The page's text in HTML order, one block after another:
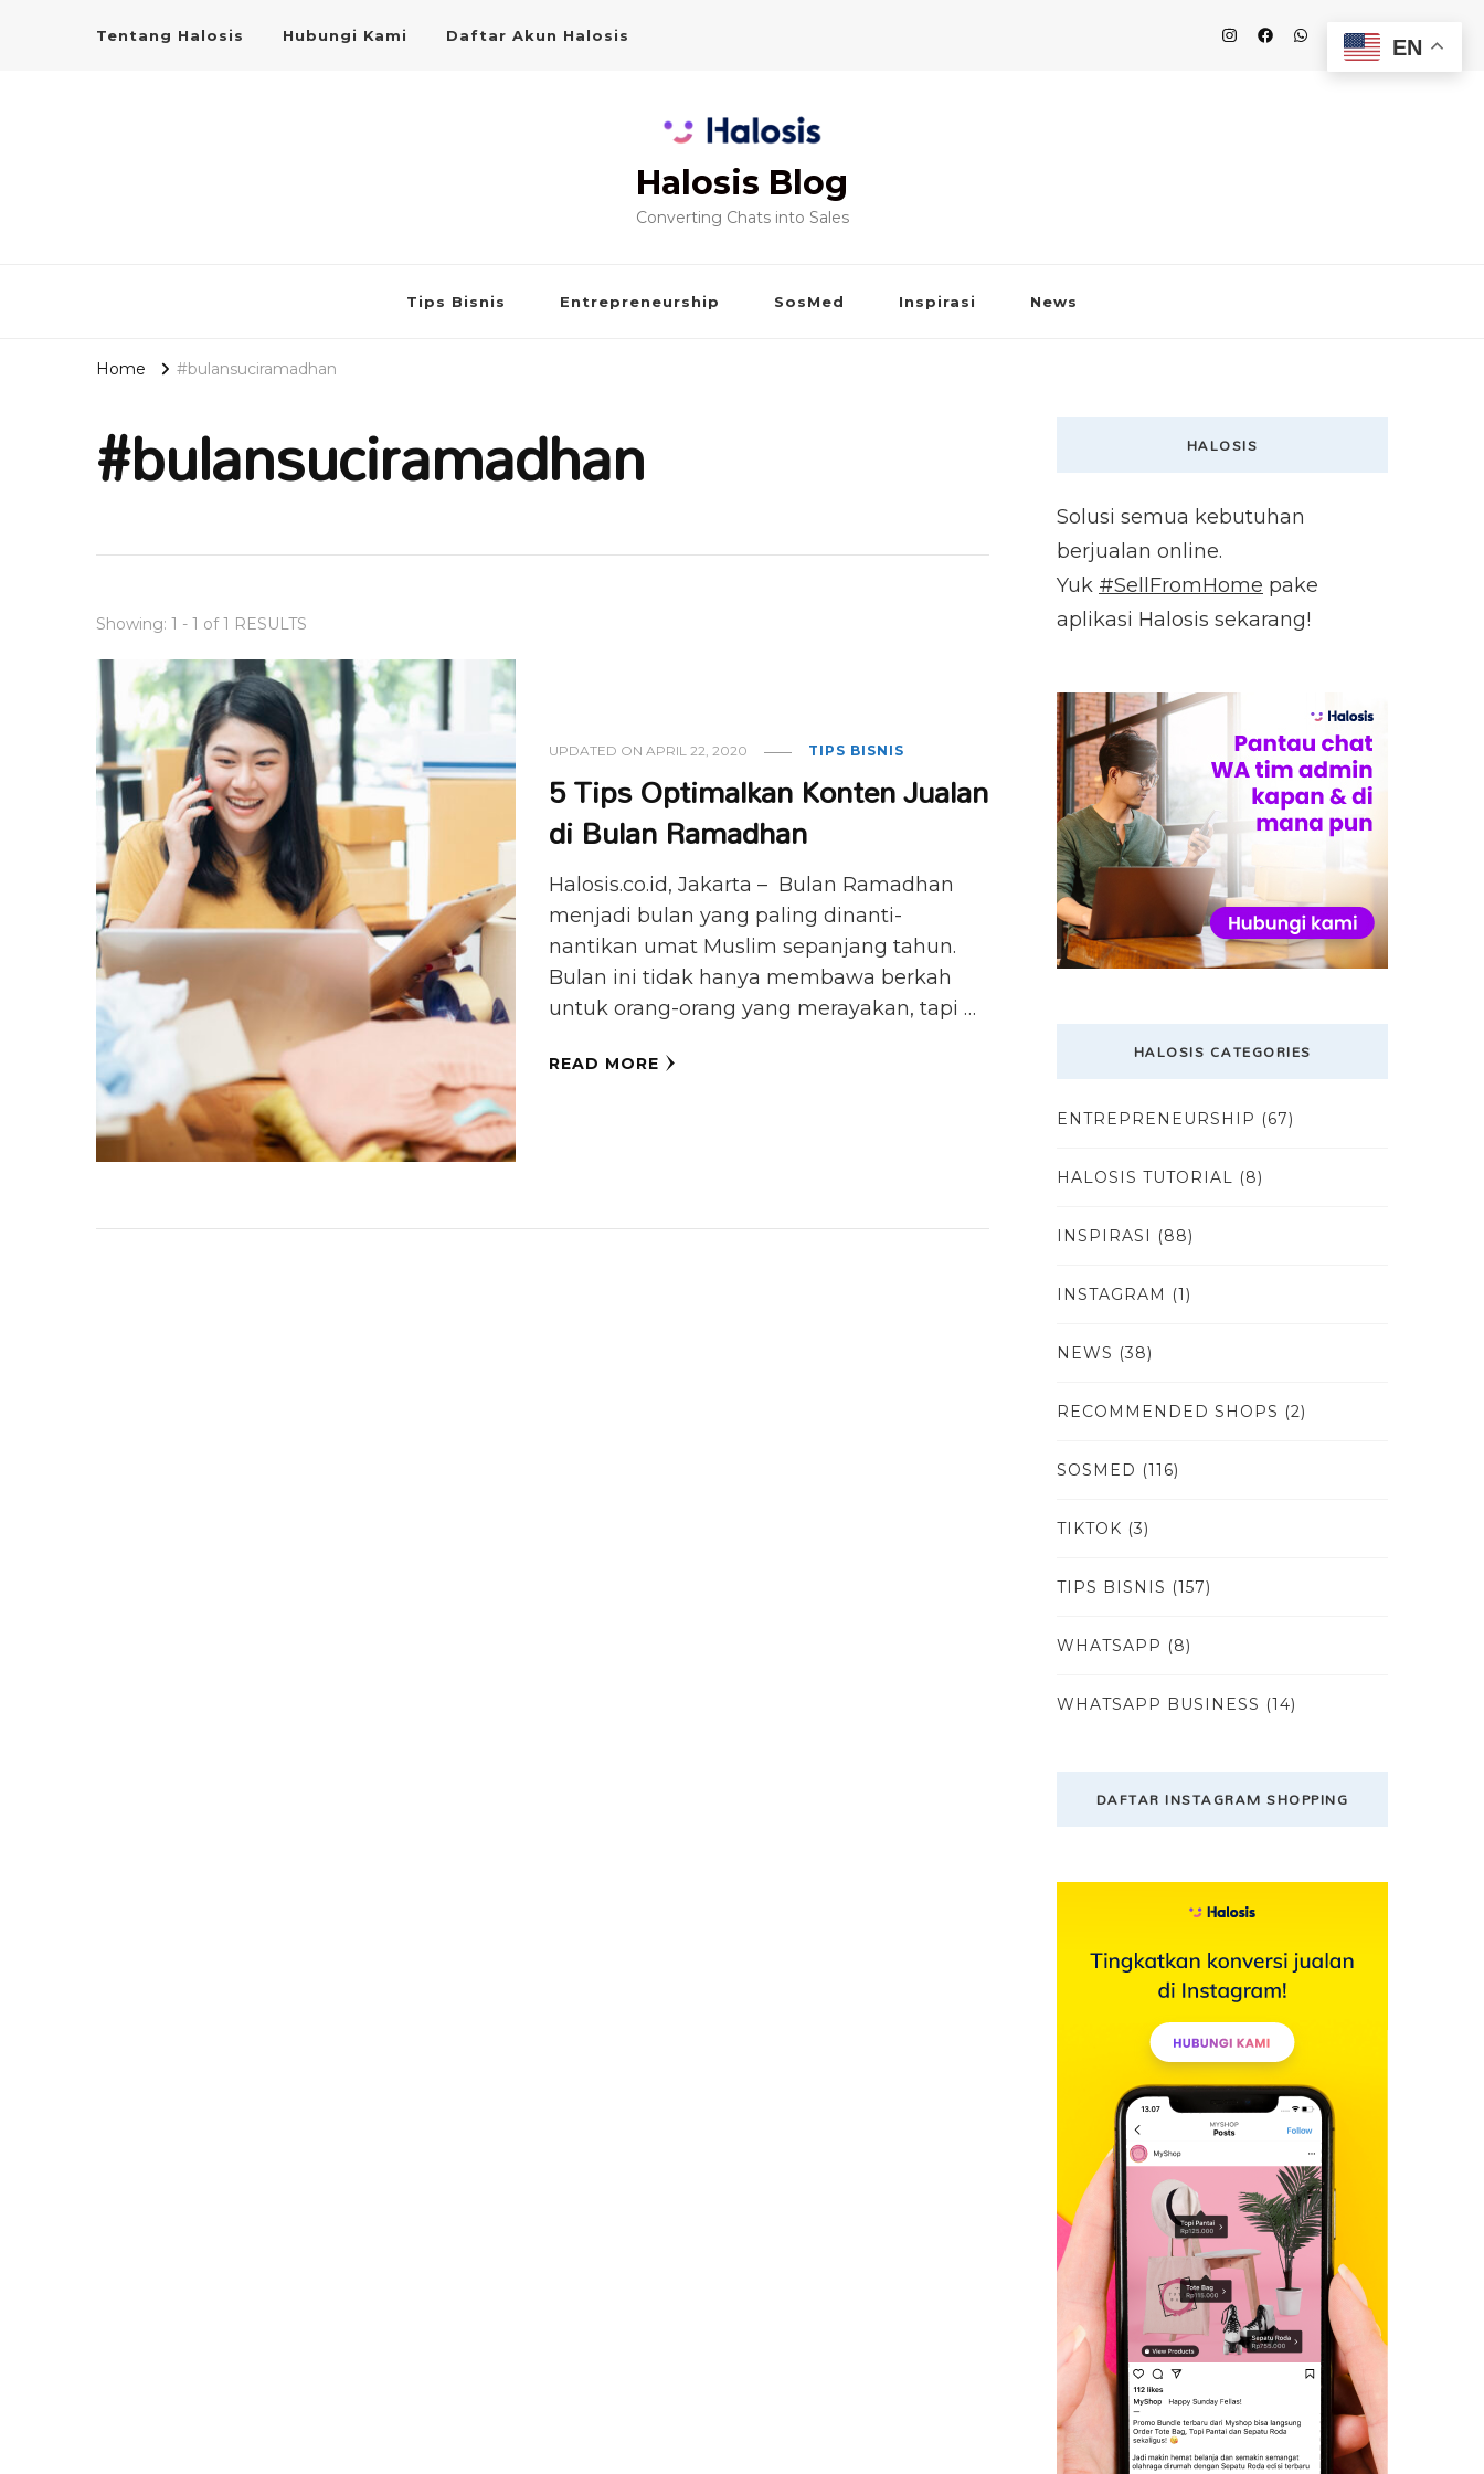
Tentang Halosis Hubungi Kami Daftar Akun Halosis
Halosis Blog
Converting Chats into Sales
Tips Bisnis Entrepreneurship SosMed Inspirasi News
Home #bulansuciramadhan
#bulansuciramadhan
Showing: 1 - 1 of 1 RESULTS
UPDATED ONAPRIL 22, 2020 TIPS BISNIS
5 Tips Optimalkan Konten Jualan
di Bulan Ramadhan
Halosis.co.id, Jakarta – Bulan Ramadhan
menjadi bulan yang paling dinanti-
nantikan umat Muslim sepanjang tahun.
Bulan ini tidak hanya membawa berkah
untuk orang-orang yang merayakan, tapi …
READ MORE
HALOSIS
Solusi semua kebutuhan
berjualan online.
Yuk #SellFromHome pake
aplikasi Halosis sekarang!
HALOSIS CATEGORIES
ENTREPRENEURSHIP (67)
HALOSIS TUTORIAL (8)
INSPIRASI (88)
INSTAGRAM (1)
NEWS (38)
RECOMMENDED SHOPS (2)
SOSMED (116)
TIKTOK (3)
TIPS BISNIS (157)
WHATSAPP (8)
WHATSAPP BUSINESS (14)
DAFTAR INSTAGRAM SHOPPING
EN